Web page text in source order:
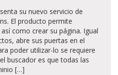
su nuevo servicio de
El producto permite
como crear su página. Igual
abre sus puertas en el
poder utilizar-lo se requiere
buscador es que todas las
[…]